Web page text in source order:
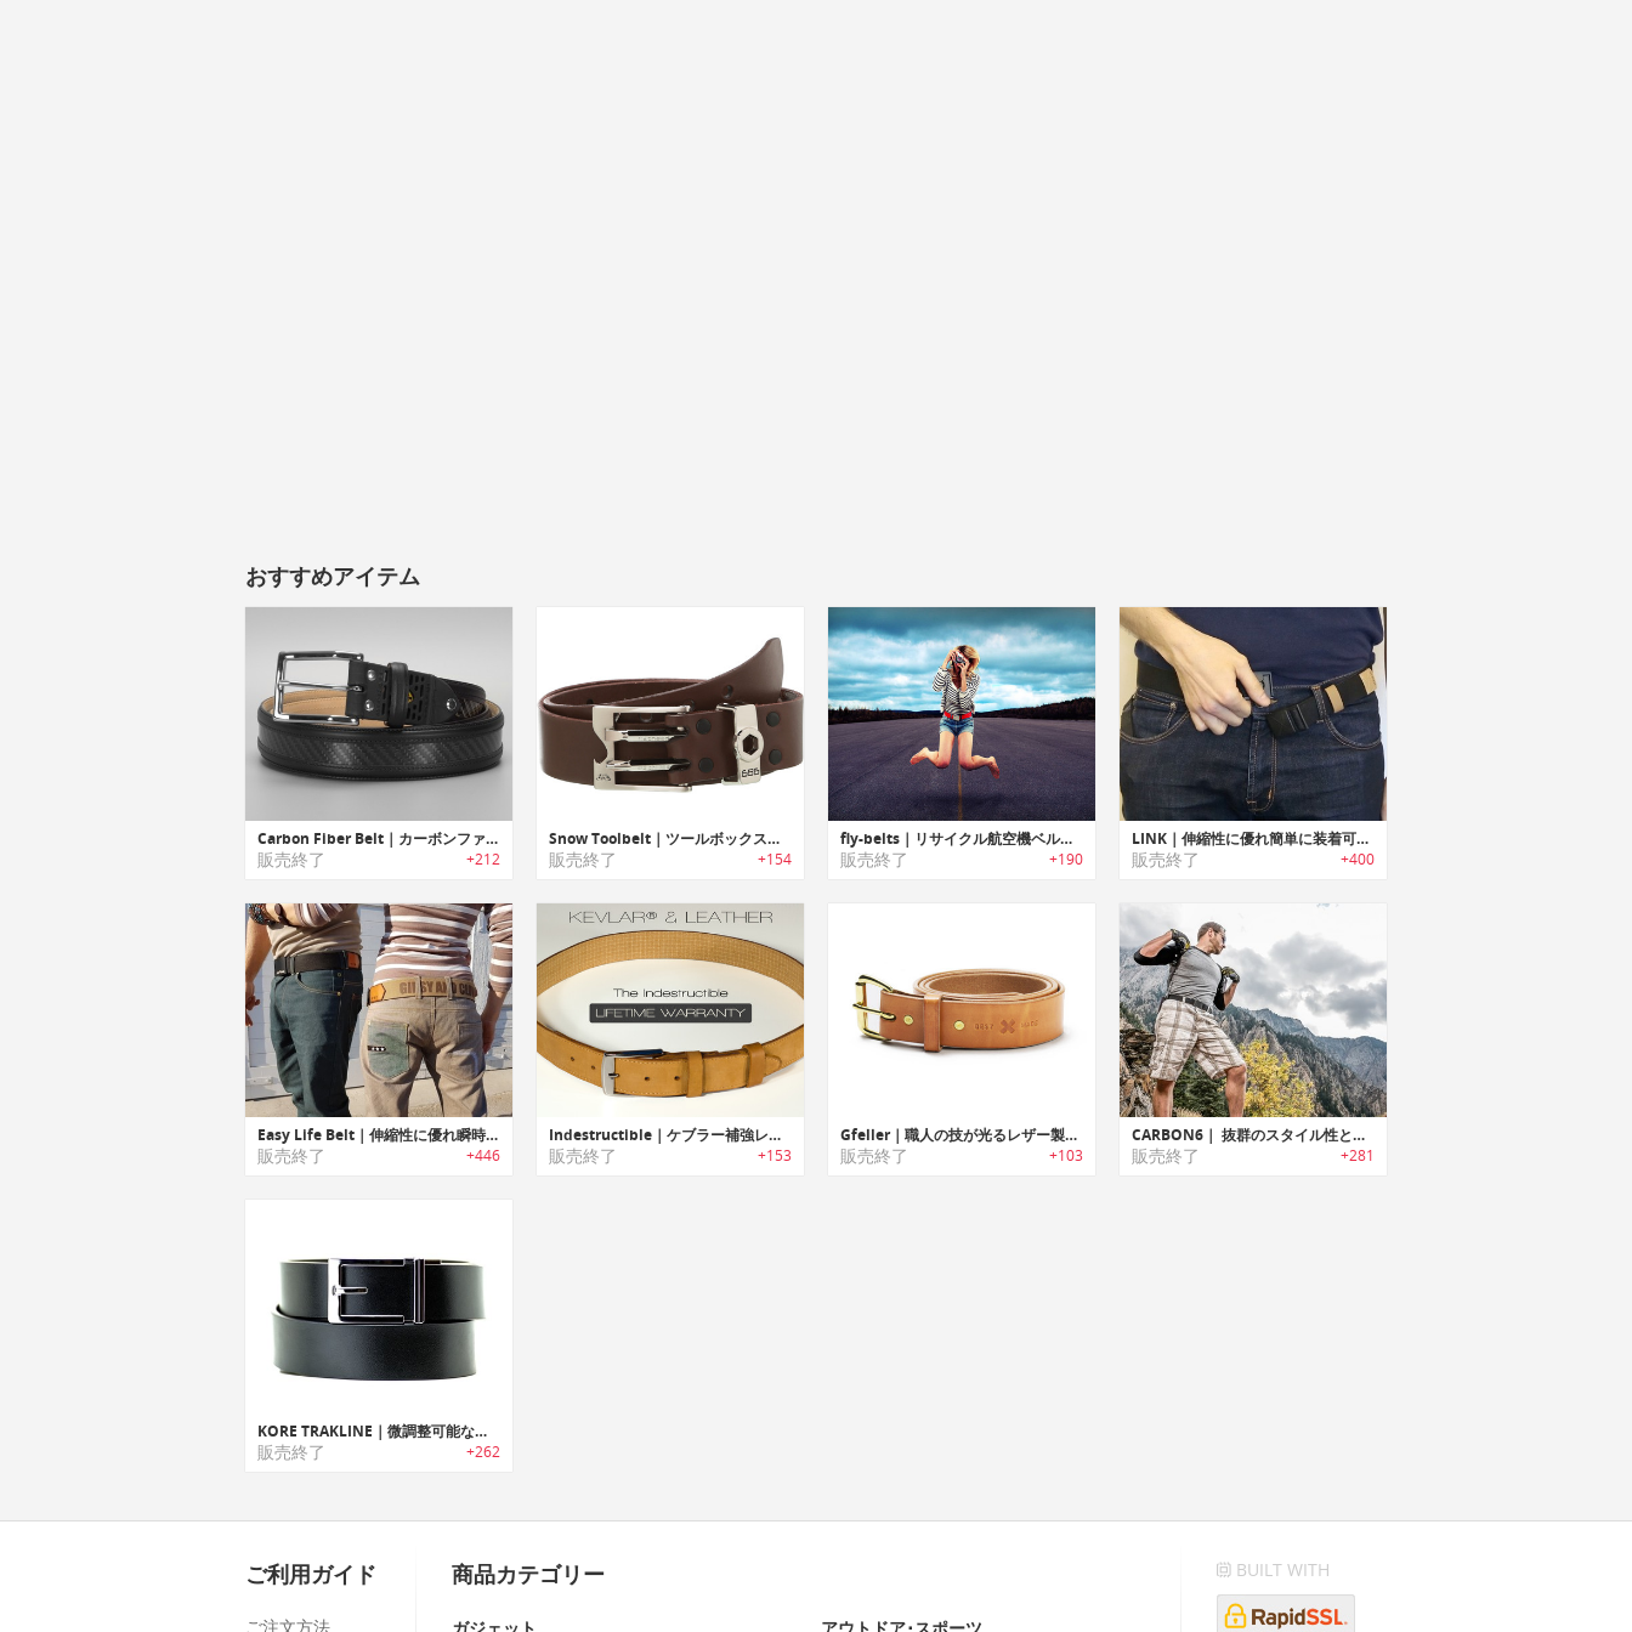
おすすめアイテム
Carbon Fiber Belt｜カーボンファイバーレザーベルト
販売終了 +212
Snow Toolbelt｜ツールボックス付レザーベルト「スノーツールベルト」
販売終了 +154
fly-belts｜リサイクル航空機ベルト「フライベルト」
販売終了 +190
LINK｜伸縮性に優れ簡単に装着可能なマグネットベルト「リンク」
販売終了 +400
Easy Life Belt｜伸縮性に優れ瞬時装着可能なマグネットベルト「イージーライフベルト」
販売終了 +446
Indestructible｜ケブラー補強レザーベルト「インディストラクティブル」
販売終了 +153
Gfeller｜職人の技が光るレザー製ベルト（ジーフェラー）
販売終了 +103
CARBON6｜ 抜群のスタイル性と究極の機能性を兼ね備えたベルト「カーボンシックス」
販売終了 +281
KORE TRAKLINE｜微調整可能なジャストフィットベルト「トラックライン」
販売終了 +262
ご利用ガイド
ご注文方法
商品カテゴリー BUILT WITH